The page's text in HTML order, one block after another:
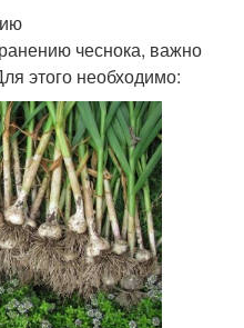
чеснока, важно
этого необходимо: